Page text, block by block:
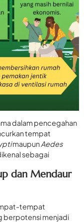
dalam pencegahan
tempat
maupunAedes
sebagai
dan Mendaur
tempat
berpotensi menjadi